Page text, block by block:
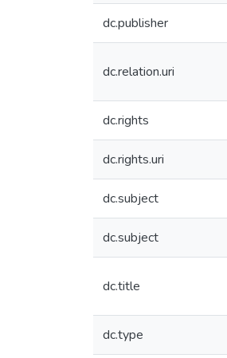
dc.publisher
dc.relation.uri
dc.rights
dc.rights.uri
dc.subject
dc.subject
dc.title
dc.type